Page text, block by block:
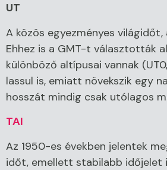
UT
A közös egyezményes
Ehhez is a GMT-t választották
különböző altípusai vannak
lassul is, emiatt növekszik egy
hosszát mindig csak utólagos
TAI
Az 1950-es években jelentek
időt, emellett stabilabb időjelet